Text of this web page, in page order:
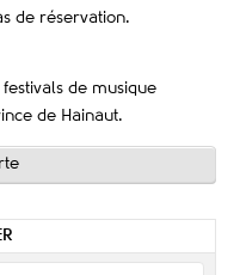
de réservation.
de musique
de Hainaut.